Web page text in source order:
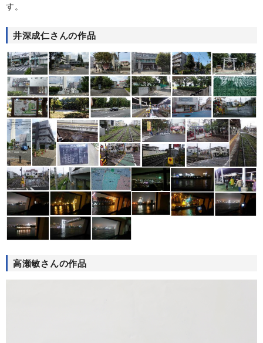
す。
井深成仁さんの作品
高瀬敏さんの作品